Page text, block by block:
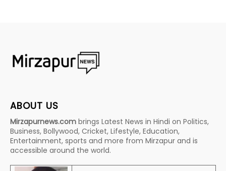
ABOUT US
Mirzapurnews.com brings Latest News in Hindi on Politics,
Business, Bollywood, Cricket, Lifestyle, Education,
Entertainment, sports and more from Mirzapur and is
accessible around the world.